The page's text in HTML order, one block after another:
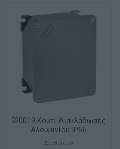
520019 Κουτί Διακλάδωσης
Αλουμινίου IP66
253x217x93 UNIBOX
Διαθέσιμο